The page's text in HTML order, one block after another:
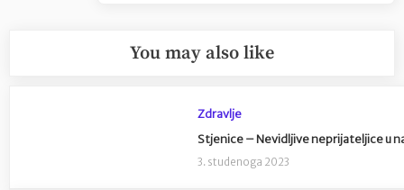
You may also like
Zdravlje
Stjenice – Nevidljive neprijateljice u
3. studenoga 2023